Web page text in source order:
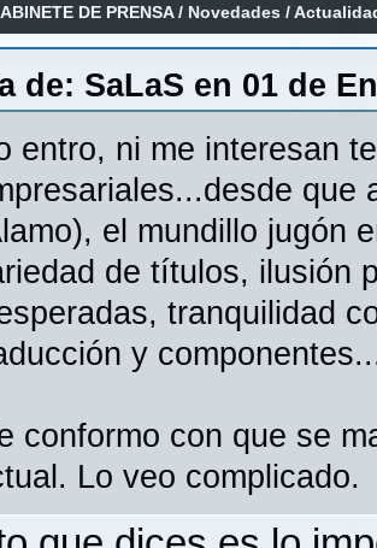
DE PRENSA/ Novedades /
de: SaLaS en 01 de
entro, ni me interesan
que
el mundillo jugón
de títulos, ilusión
tranquilidad
y
conformo con que se
Lo veo complicado.